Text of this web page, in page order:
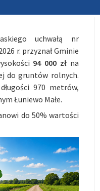
uchwałą nr
r. przyznał Gminie
94 000 złna
do gruntów rolnych.
970 metrów,
Łuniewo Małe.
do 50% wartości